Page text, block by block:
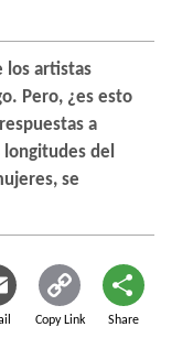
los artistas
Pero, ¿es esto
a
del
se
Copy Link Share